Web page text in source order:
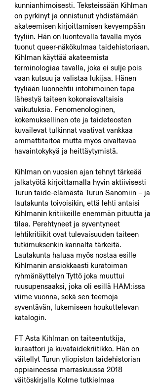
kunnianhimoisesti. Teksteissään Kihlman
on pyrkinyt ja onnistunut yhdistämään
akateemisen kirjoittamisen kevyempään
tyyliin. Hän on luontevalla tavalla myös
tuonut queer-näkökulmaa taidehistoriaan.
Kihlman käyttää akateemista
terminologiaa tavalla, joka ei sulje pois
vaan kutsuu ja valistaa lukijaa. Hänen
tyyliään luonnehtii intohimoinen tapa
lähestyä taiteen kokonaisvaltaisia
vaikutuksia. Fenomenologinen,
kokemuksellinen ote ja taideteosten
kuvailevat tulkinnat vaativat vankkaa
ammattitaitoa mutta myös oivaltavaa
havaintokykyä ja heittäytymistä.
Kihlman on vuosien ajan tehnyt tärkeää
jalkatyötä kirjoittamalla hyvin aktiivisesti
Turun taide-elämästä Turun Sanomiin – ja
lautakunta toivoisikin, että lehti antaisi
Kihlmanin kritiikeille enemmän pituutta ja
tilaa. Perehtyneet ja syventyneet
lehtikritiikit ovat tulevaisuuden taiteen
tutkimuksenkin kannalta tärkeitä.
Lautakunta haluaa myös nostaa esille
Kihlmanin ansiokkaasti kuratoiman
ryhmänäyttelyn Tyttö joka muuttui
ruusupensaaksi, joka oli esillä HAM:issa
viime vuonna, sekä sen teemoja
syventävän, lukemiseen houkuttelevan
katalogin.
FT Asta Kihlman on taiteentutkija,
kuraattori ja kuvataidekriitikko. Hän on
väitellyt Turun yliopiston taidehistorian
oppiaineessa marraskuussa 2018
väitöskirjalla Kolme tutkielmaa